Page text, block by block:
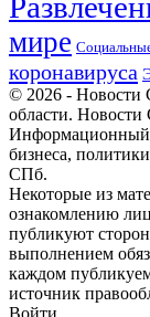
мире
коронавируса
© 2026 - Новости
области.
Информационный
бизнеса,
СПб.
Некоторые из
ознакомлению
публикуют
выполнением
каждом
источник
Войти